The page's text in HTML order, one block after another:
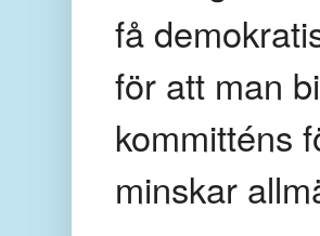
få
för att man
kommitténs
minskar